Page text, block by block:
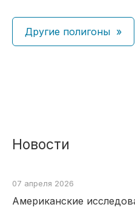
Другие полигоны
Новости
07 апреля 2026
Американские